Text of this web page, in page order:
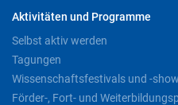
Aktivitäten und Programme
Selbst aktiv werden
Tagungen
Wissenschaftsfestivals und -
Förder-, Fort- und